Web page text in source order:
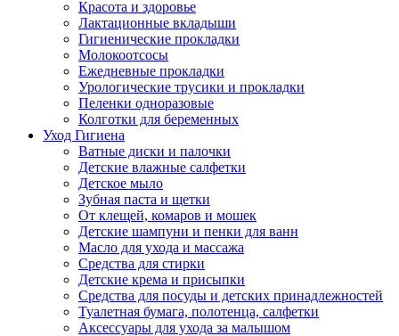
Красота и здоровье
Лактационные вкладыши
Гигиенические прокладки
Молокоотсосы
Ежедневные прокладки
Урологические трусики и прокладки
Пеленки одноразовые
Колготки для беременных
Уход Гигиена
Ватные диски и палочки
Детские влажные салфетки
Детское мыло
Зубная паста и щетки
От клещей, комаров и мошек
Детские шампуни и пенки для ванн
Масло для ухода и массажа
Средства для стирки
Детские крема и присыпки
Средства для посуды и детских принадлежностей
Туалетная бумага, полотенца, салфетки
Аксессуары для ухода за малышом